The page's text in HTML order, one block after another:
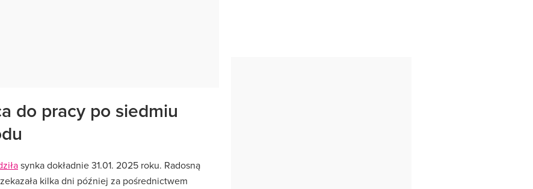
do pracy po siedmiu
synka dokładnie 31.01. 2025 roku. Radosną
kilka dni później za pośrednictwem